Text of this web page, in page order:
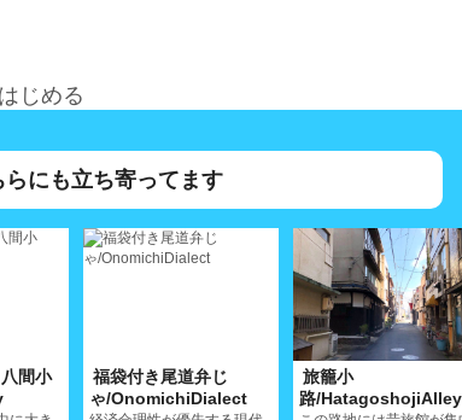
じめる
にも立ち寄ってます
間小
福袋付き尾道弁じ
ゃ/OnomichiDialect
旅籠小
路/HatagoshojiAlley